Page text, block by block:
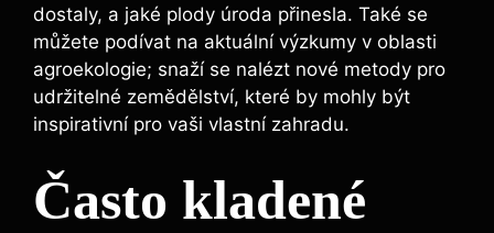
dostaly, ‍a jaké plody úroda přinesla. Také ​se
můžete podívat na aktuální výzkumy‌ v oblasti ​
agroekologie; snaží se nalézt nové ‌metody pro
udržitelné zemědělství, které ‌by mohly být
inspirativní pro‍ vaši⁢ vlastní zahradu.
Často kladené